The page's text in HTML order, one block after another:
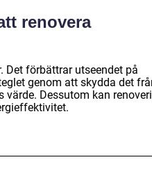
renovera
Det förbättrar utseendet på
genom att skydda det
värde. Dessutom kan